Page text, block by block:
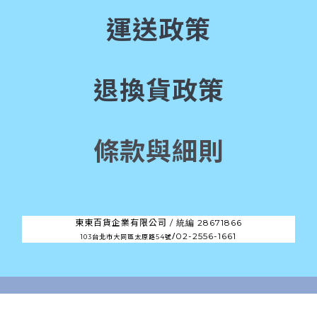
運送政策
退換貨政策
條款與細則
東東百貨企業有限公司 / 統編 28671866
103台北市大同區太原路54號/02-2556-1661